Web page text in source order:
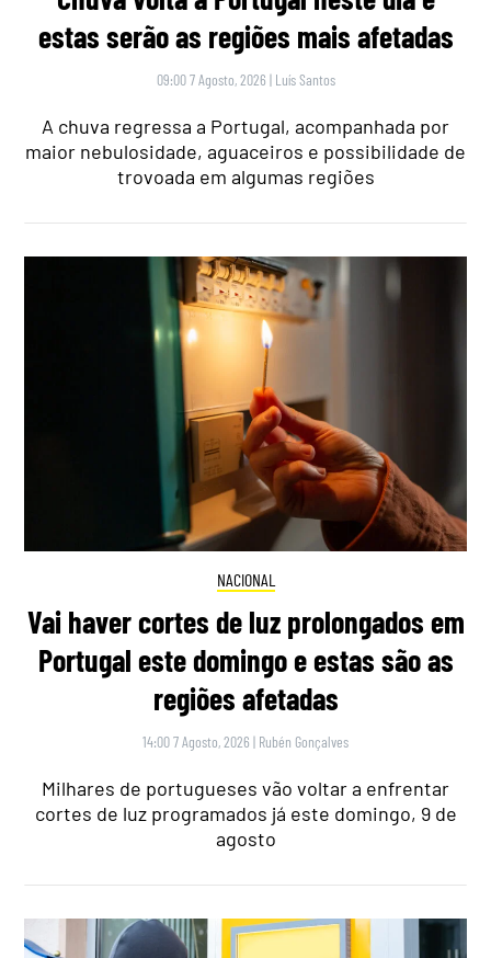
estas serão as regiões mais afetadas
09:00 7 Agosto, 2026 | Luís Santos
A chuva regressa a Portugal, acompanhada por
maior nebulosidade, aguaceiros e possibilidade de
trovoada em algumas regiões
NACIONAL
Vai haver cortes de luz prolongados em
Portugal este domingo e estas são as
regiões afetadas
14:00 7 Agosto, 2026 | Rubén Gonçalves
Milhares de portugueses vão voltar a enfrentar
cortes de luz programados já este domingo, 9 de
agosto